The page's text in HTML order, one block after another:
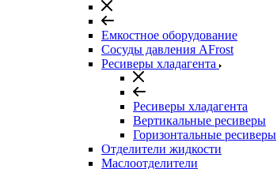
Емкостное оборудование
Сосуды давления AFrost
Ресиверы хладагента
Ресиверы хладагента
Вертикальные ресиверы
Горизонтальные ресиверы
Отделители жидкости
Маслоотделители